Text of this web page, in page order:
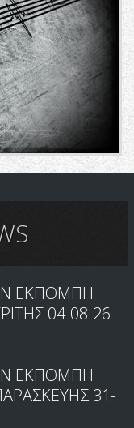
ΕΚΠΟΜΠΗ
04-08-26
ΕΚΠΟΜΠΗ
31-